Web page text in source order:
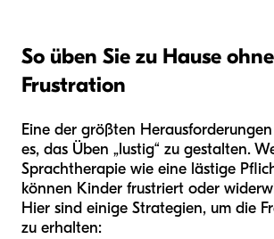
So üben Sie zu Hause ohne
Frustration
Eine der größten
es, das Üben „lustig“ zu gestalten.
Sprachtherapie wie eine lästige
können Kinder frustriert oder
Hier sind einige Strategien, um die
zu erhalten: